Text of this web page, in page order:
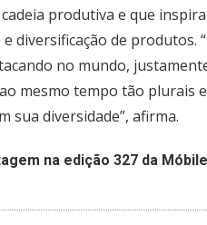
produtiva e que
e diversificação de
no mundo,
mesmo tempo tão plurais
sua diversidade”, afirma.
na edição 327 da